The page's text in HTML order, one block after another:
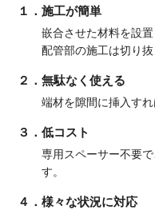
１．施工が簡単
嵌合させた材料を設
配管部の施工は切り抜
２．無駄なく使える
端材を隙間に挿入す
３．低コスト
専用スペーサー不要
す。
４．様々な状況に対応